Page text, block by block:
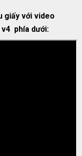
giấy với video
phía dưới: